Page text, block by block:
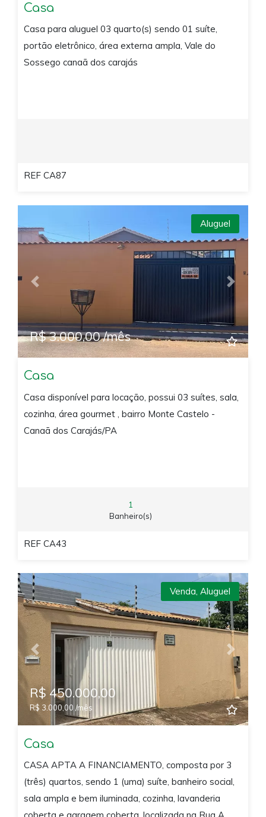
Casa
Casa para aluguel 03 quarto(s) sendo 01 suíte,
portão eletrônico, área externa ampla, Vale do
Sossego canaã dos carajás
REF CA87
Previous Next
Aluguel
R$ 3.000,00 /mês
Casa
Casa disponível para locação, possui 03 suítes, sala,
cozinha, área gourmet , bairro Monte Castelo -
Canaã dos Carajás/PA
1
Banheiro(s)
REF CA43
Previous Next
Venda, Aluguel
R$ 450.000,00
R$ 3.000,00 /mês
Casa
CASA APTA A FINANCIAMENTO, composta por 3
(três) quartos, sendo 1 (uma) suíte, banheiro social,
sala ampla e bem iluminada, cozinha, lavanderia